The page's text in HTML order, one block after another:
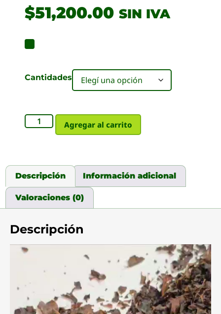
$51,200.00 SIN IVA
Cantidades
Agregar al carrito
Descripción Información adicional
Valoraciones (0)
Descripción
Reproductor